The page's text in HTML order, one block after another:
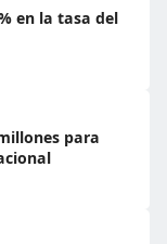
en la tasa del
para